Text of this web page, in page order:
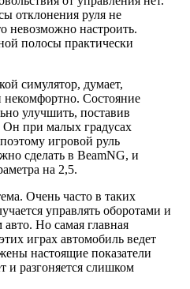
отклонения руля не
невозможно настроить.
полосы практически
симулятор, думает,
некомфортно. Состояние
улучшить, поставив
Он при малых градусах
игровой руль
сделать в BeamNG, и
на 2,5.
Очень часто в таких
управлять оборотами и
Но самая главная
играх автомобиль ведет
настоящие показатели
и разгоняется слишком